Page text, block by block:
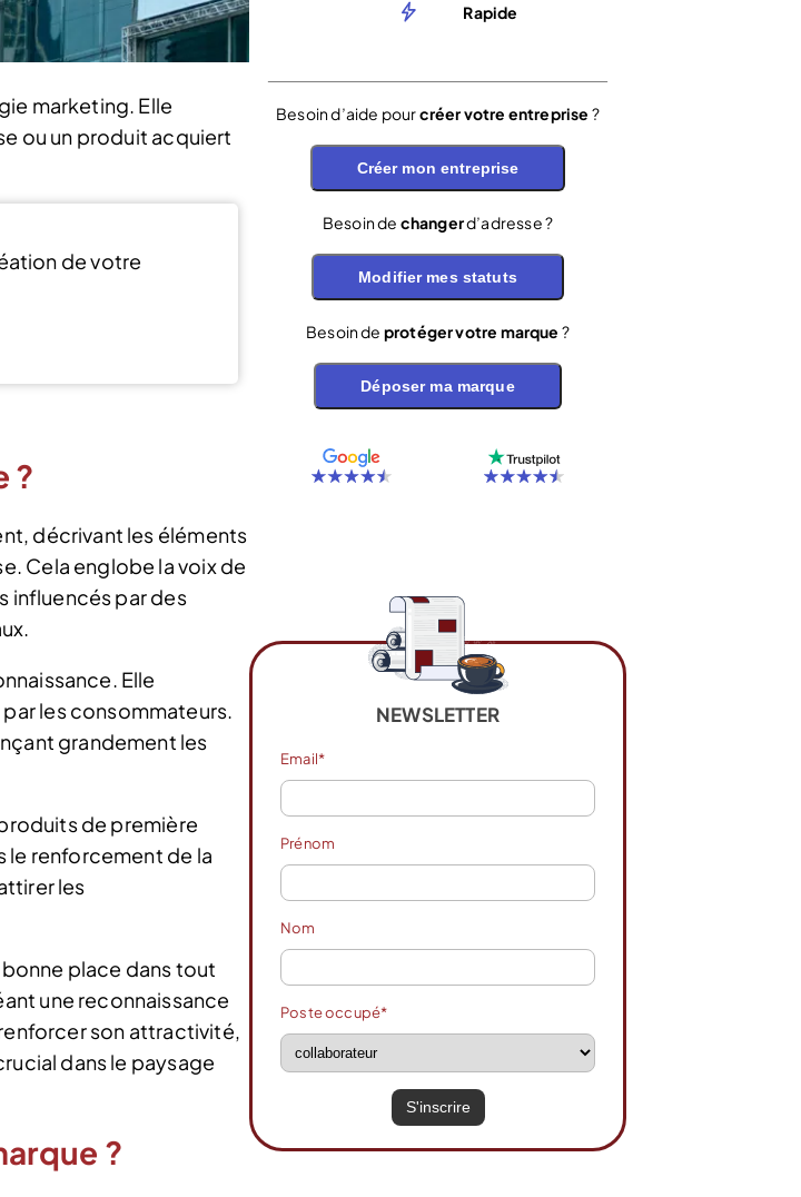
marketing. Elle
ou un produit acquiert
de votre
?
décrivant les éléments
Cela englobe la voix de
influencés par des
Elle
les consommateurs.
grandement les
de première
le renforcement de la
les
place dans tout
une reconnaissance
son attractivité,
dans le paysage
?
Rapide
Besoin d’aide pourcréer votre entreprise ?
Créer mon entreprise
Besoin de changerd’adresse ?
Modifier mes statuts
Besoin de protéger votre marque ?
Déposer ma marque
NEWSLETTER
Email*
Prénom
Nom
Poste occupé*